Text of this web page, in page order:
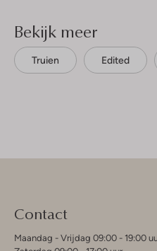
Bekijk meer
Truien Edited
Contact
Maandag - Vrijdag 09:00 - 19:00